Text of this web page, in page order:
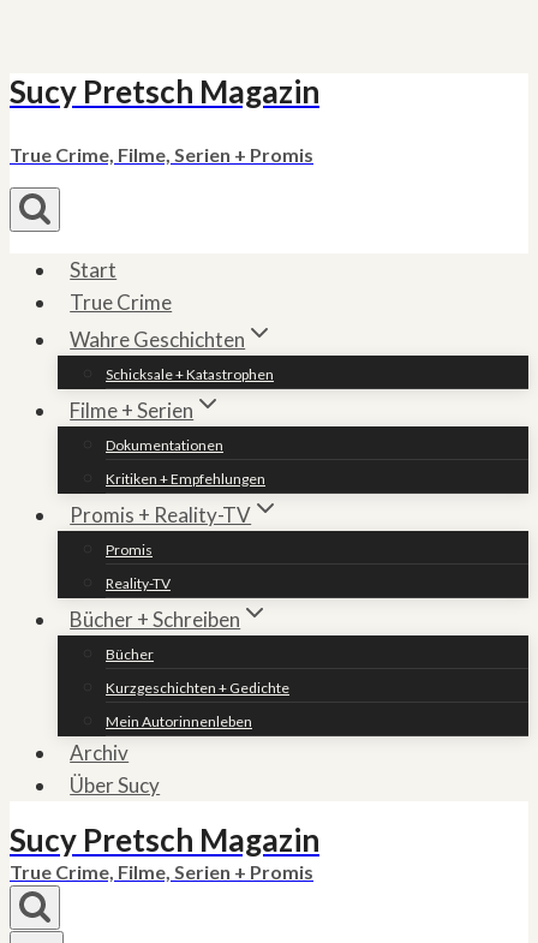
Zum
springen
Sucy Pretsch Magazin
True Crime, Filme, Serien + Promis
Start
True Crime
Wahre Geschichten
Schicksale + Katastrophen
Filme + Serien
Dokumentationen
Kritiken + Empfehlungen
Promis + Reality-TV
Promis
Reality-TV
Bücher + Schreiben
Bücher
Kurzgeschichten + Gedichte
Mein Autorinnenleben
Archiv
Über Sucy
Sucy Pretsch Magazin
True Crime, Filme, Serien + Promis